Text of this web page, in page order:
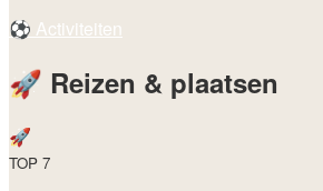
⚽️ Activiteiten
🚀️ Reizen & plaatsen
🚀️
TOP 7